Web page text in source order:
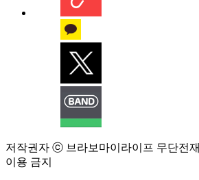
저작권자 ⓒ 브라보마이라이프 무단전
이용 금지